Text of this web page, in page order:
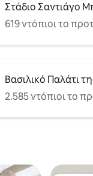
Στάδιο Σαντιάγο
619 ντόπιοι το
Βασιλικό Παλάτι
2.585 ντόπιοι το